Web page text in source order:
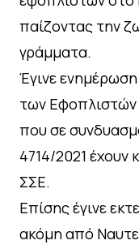
παίζοντας την
γράμματα.
Έγινε ενημέρωση
των
που σε
4714/2021 έχουν
ΣΣΕ.
Επίσης έγινε
ακόμη από